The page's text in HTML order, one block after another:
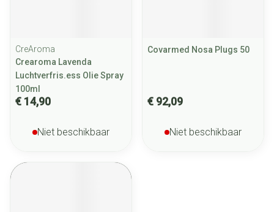
CreAroma
Crearoma Lavenda
Luchtverfris.ess Olie Spray
100ml
€ 14,90
Niet beschikbaar
Covarmed Nosa Plugs 50
€ 92,09
Niet beschikbaar